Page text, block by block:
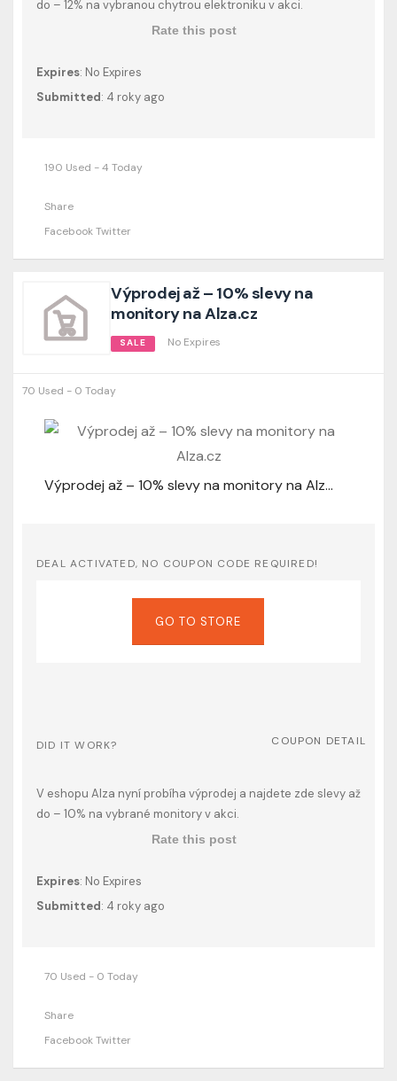
do – 12% na vybranou chytrou elektroniku v akci.
Rate this post
Expires: No Expires
Submitted: 4 roky ago
190 Used - 4 Today
Share
FacebookTwitter
Výprodej až – 10% slevy na
monitory na Alza.cz
SALE No Expires
70 Used - 0 Today
Výprodej až – 10% slevy na monitory na Alza.cz
DEAL ACTIVATED, NO COUPON CODE REQUIRED!
GO TO STORE
DID IT WORK? COUPON DETAIL
V eshopu Alza nyní probíha výprodej a najdete zde slevy až
do – 10% na vybrané monitory v akci.
Rate this post
Expires: No Expires
Submitted: 4 roky ago
70 Used - 0 Today
Share
FacebookTwitter